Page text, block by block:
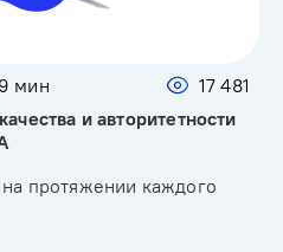
9 мин
17 481
и авторитетности
протяжении каждого